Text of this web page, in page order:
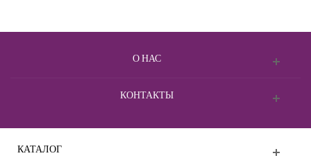
О НАС
КОНТАКТЫ
КАТАЛОГ